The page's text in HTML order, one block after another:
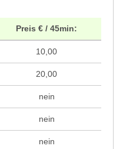
Preis € / 45min:
10,00
20,00
nein
nein
nein